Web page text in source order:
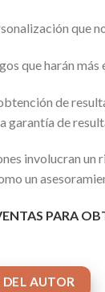
que
que harán más
de
garantía de
involucran
un
PARA
AUTOR